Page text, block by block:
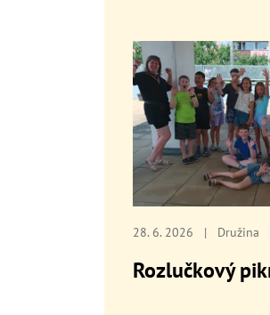
28. 6. 2026 | Družina
Rozlučkový